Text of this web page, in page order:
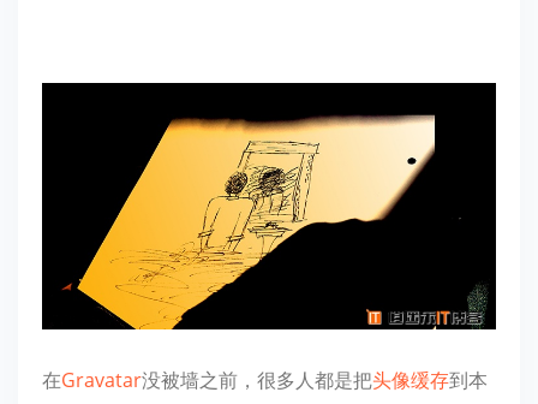
在Gravatar没被墙之前，很多人都是把头像缓存到本